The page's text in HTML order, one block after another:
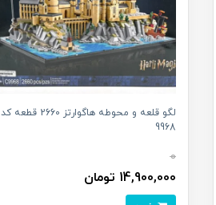
لگو قلعه و محوطه هاگوارتز 2660 قطعه کد
9968
0
14,900,000 تومان